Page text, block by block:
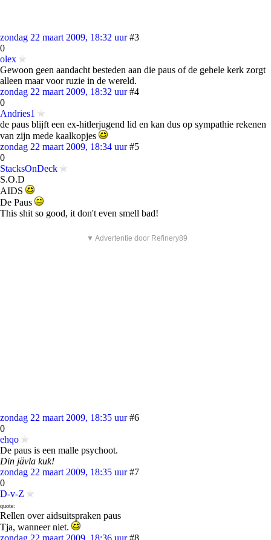
zondag 22 maart 2009, 18:32 uur #3
0
olex
Gewoon geen aandacht besteden aan die paus of de gehele kerk zorgt
alleen maar voor ruzie in de wereld.
zondag 22 maart 2009, 18:32 uur #4
0
Andries1
de paus blijft een ex-hitlerjugend lid en kan dus op sympathie rekenen
van zijn mede kaalkopjes
zondag 22 maart 2009, 18:34 uur #5
0
StacksOnDeck
S.O.D
AIDS
De Paus
This shit so good, it don't even smell bad!
▼ Advertentie door Refinery89
zondag 22 maart 2009, 18:35 uur #6
0
ehqo
De paus is een malle psychoot.
Din jävla kuk!
zondag 22 maart 2009, 18:35 uur #7
0
D-v-Z
quote:
Rellen over aidsuitspraken paus
Tja, wanneer niet.
zondag 22 maart 2009, 18:36 uur #8